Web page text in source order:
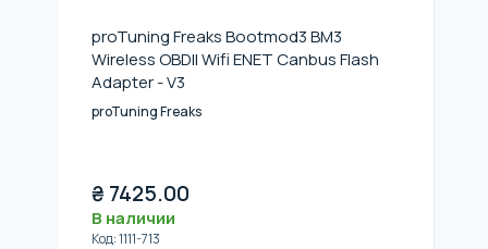
proTuning Freaks Bootmod3 BM3
Wireless OBDII Wifi ENET Canbus Flash
Adapter - V3
proTuning Freaks
₴ 7425.00
В наличии
Код:1111-713